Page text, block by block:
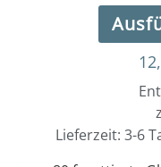
Lieferzeit: 3-6